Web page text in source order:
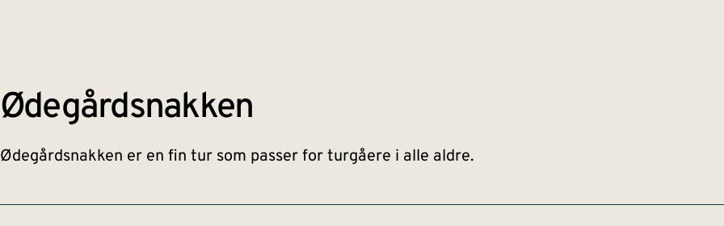
Ødegårdsnakken
Ødegårdsnakken er en fin tur som passer for turgåere i alle aldre.